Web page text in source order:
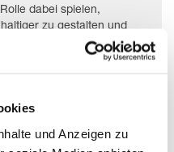
und Anzeigen zu
dabei spielen,
zu gestalten und